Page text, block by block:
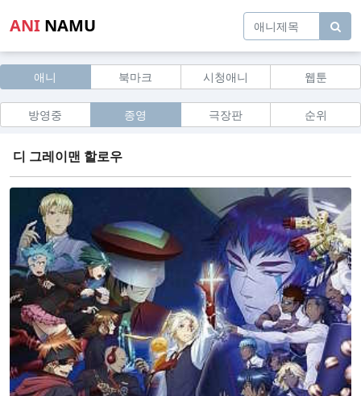
ANI NAMU
애니 북마크 시청애니 웹툰
방영중 종영 극장판 순위
디 그레이맨 할로우